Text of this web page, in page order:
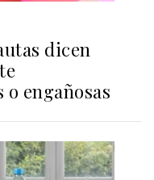
dicen
engañosas